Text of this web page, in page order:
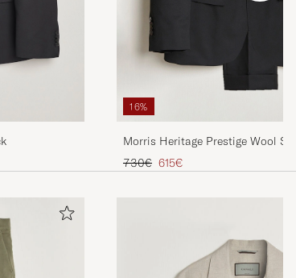
16%
Morris Heritage Prestige Wool
Tavallinen hinta
730€ Alennettu hinta
615€